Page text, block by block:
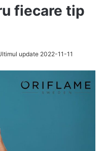
fiecare tip
update 2022-11-11